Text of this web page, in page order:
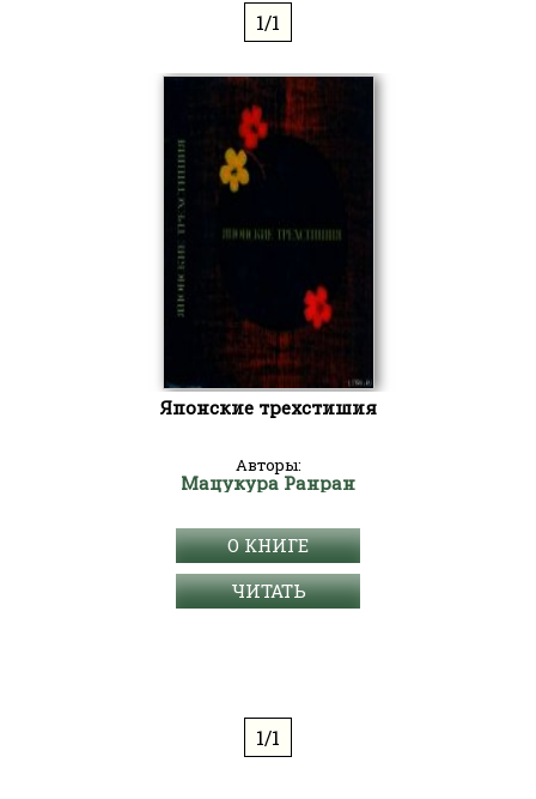
1/1
Японские трехстишия
Авторы:
Мацукура Ранран
О КНИГЕ
ЧИТАТЬ
1/1